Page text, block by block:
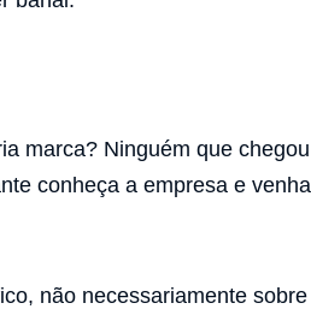
marca? Ninguém que
conheça a empresa e
não necessariamente